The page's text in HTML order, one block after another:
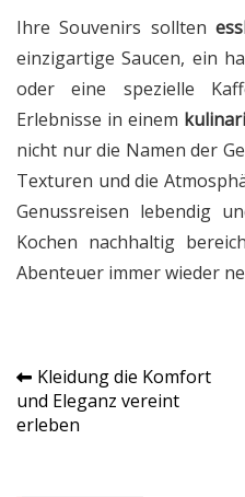
Ihre Souvenirs sollten
einzigartige Saucen, ein
oder eine spezielle
Erlebnisse in einem
nicht nur die Namen der
Texturen und die
Genussreisen lebendig
Kochen nachhaltig
Abenteuer immer wieder
Post
navigation
Kleidung die Komfort
und Eleganz vereint
erleben